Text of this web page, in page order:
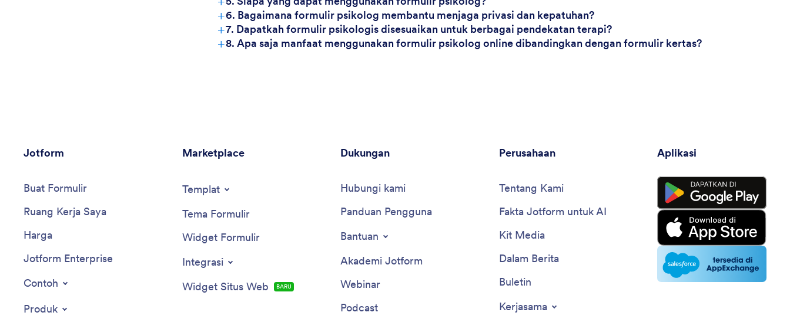
+6. Bagaimana formulir psikolog membantu menjaga privasi dan kepatuhan?
+7. Dapatkah formulir psikologis disesuaikan untuk berbagai pendekatan terapi?
+8. Apa saja manfaat menggunakan formulir psikolog online dibandingkan dengan formulir kertas?
Jotform
Buat Formulir
Ruang Kerja Saya
Harga
Jotform Enterprise
Contoh
Produk
Marketplace
Templat
Tema Formulir
Widget Formulir
Integrasi
Widget Situs Web
BARU
Dukungan
Hubungi kami
Panduan Pengguna
Bantuan
Akademi Jotform
Webinar
Podcast
Perusahaan
Tentang Kami
Fakta Jotform untuk AI
Kit Media
Dalam Berita
Buletin
Kerjasama
Aplikasi